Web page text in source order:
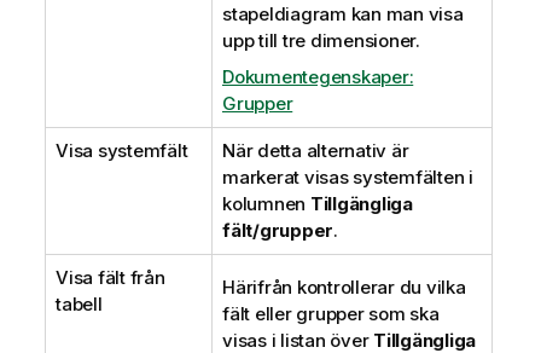
stapeldiagram kan man visa
upp till tre dimensioner.
Dokumentegenskaper:
Grupper
Visa systemfält
När detta alternativ är
markerat visas systemfälten i
kolumnen Tillgängliga
fält/grupper.
Visa fält från
tabell
Härifrån kontrollerar du vilka
fält eller grupper som ska
visas i listan över Tillgängliga